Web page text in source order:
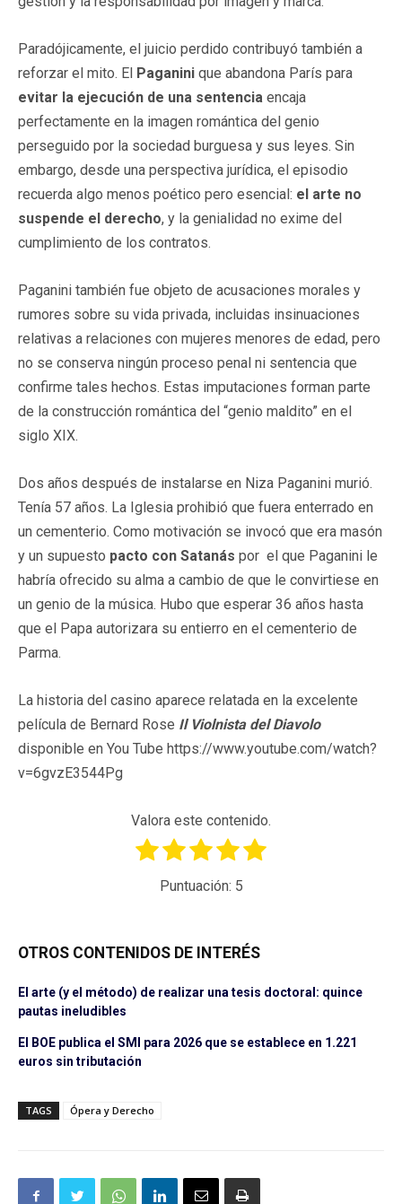
Paradójicamente, el juicio perdido contribuyó también a
reforzar el mito. El Paganini que abandona París para
evitar la ejecución de una sentencia encaja
perfectamente en la imagen romántica del genio
perseguido por la sociedad burguesa y sus leyes. Sin
embargo, desde una perspectiva jurídica, el episodio
recuerda algo menos poético pero esencial: el arte no
suspende el derecho, y la genialidad no exime del
cumplimiento de los contratos.
Paganini también fue objeto de acusaciones morales y
rumores sobre su vida privada, incluidas insinuaciones
relativas a relaciones con mujeres menores de edad, pero
no se conserva ningún proceso penal ni sentencia que
confirme tales hechos. Estas imputaciones forman parte
de la construcción romántica del “genio maldito” en el
siglo XIX.
Dos años después de instalarse en Niza Paganini murió.
Tenía 57 años. La Iglesia prohibió que fuera enterrado en
un cementerio. Como motivación se invocó que era masón
y un supuesto pacto con Satanás por el que Paganini le
habría ofrecido su alma a cambio de que le convirtiese en
un genio de la música. Hubo que esperar 36 años hasta
que el Papa autorizara su entierro en el cementerio de
Parma.
La historia del casino aparece relatada en la excelente
película de Bernard Rose Il Violnista del Diavolo
disponible en You Tube https://www.youtube.com/watch?
v=6gvzE3544Pg
Valora este contenido.
Puntuación: 5
OTROS CONTENIDOS DE INTERÉS
El arte (y el método) de realizar una tesis doctoral: quince
pautas ineludibles
El BOE publica el SMI para 2026 que se establece en 1.221
euros sin tributación
TAGS Ópera y Derecho